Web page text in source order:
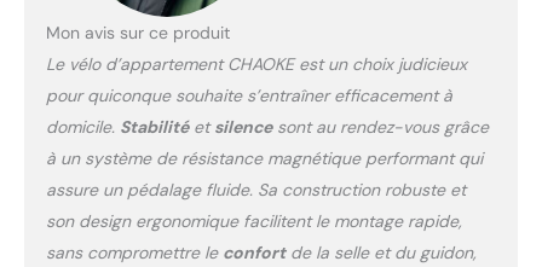
𝙙’𝙖𝙥𝙥𝙖𝙧𝙩𝙚𝙢𝙚𝙣𝙩 𝙪𝙡𝙩𝙧𝙖-
𝙨𝙩𝙖𝙗𝙡𝙚 𝙚𝙩 𝙙𝙪𝙧𝙖𝙗𝙡𝙚: Le
vélo d’appartement
CHAOKE est conçu avec
une structure triangulaire
H, garantissant une
stabilité exceptionnelle
Mon avis sur ce produit
Le vélo d’appartement CHAOKE est un choix judicieux
pour quiconque souhaite s’entraîner efficacement à
domicile. Stabilitéetsilencesont au rendez-vous grâce
à un système de résistance magnétique performant qui
assure un pédalage fluide. Sa construction robuste et
son design ergonomique facilitent le montage rapide,
sans compromettre le confortde la selle et du guidon,